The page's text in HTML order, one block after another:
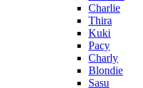
Charlie
Thira
Kuki
Pacy
Charly
Blondie
Sasu